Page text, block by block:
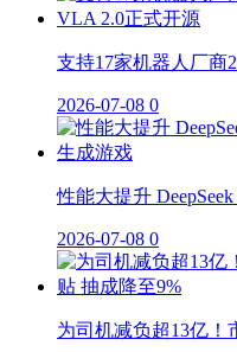
支持17家机器人厂商
2026-07-08 0
性能大提升
2026-07-08 0
为司机减负超13亿！